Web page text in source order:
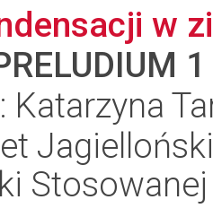
w
1
Katarzyna
Stosowanej